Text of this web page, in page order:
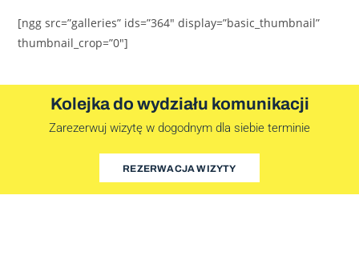
[ngg src=”galleries” ids=”364″ display=”basic_thumbnail”
thumbnail_crop=”0″]
Kolejka do wydziału komunikacji
Zarezerwuj wizytę w dogodnym dla siebie terminie
REZERWACJA WIZYTY